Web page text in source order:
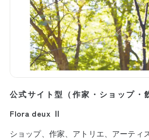
公式サイト型（作家・ショップ・
Flora deux Ⅱ
ショップ、作家、アトリエ、アーティ